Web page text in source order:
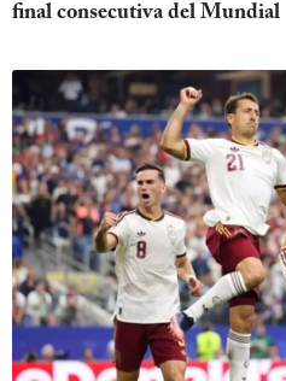
final consecutiva del Mundial